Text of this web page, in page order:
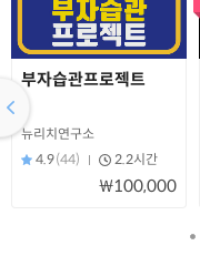
부자습관프로젝트
뉴리치연구소
4.9(44) 2.2시간
₩100,000